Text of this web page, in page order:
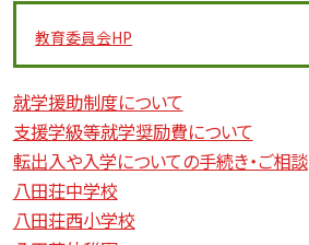
教育委員会HP
就学援助制度について
支援学級等就学奨励費について
転出入や入学についての手続き・ご相談
八田荘中学校
八田荘西小学校